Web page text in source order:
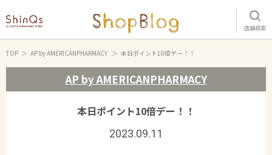
店舗検索
TOP AP by AMERICANPHARMACY 本日ポイント10倍デー！！
AP by AMERICANPHARMACY
本日ポイント10倍デー！！
2023.09.11